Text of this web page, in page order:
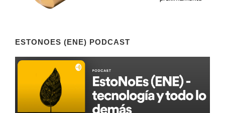
ESTONOES (ENE) PODCAST